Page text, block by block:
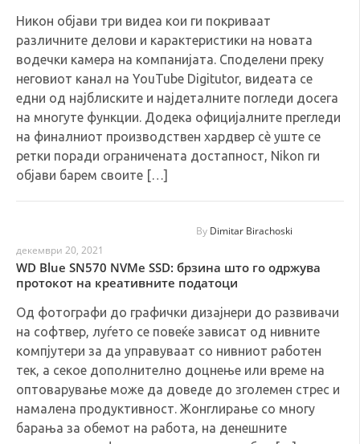
Никон објави три видеа кои ги покриваат
различните делови и карактеристики на новата
водечки камера на компанијата. Споделени преку
неговиот канал на YouTube Digitutor, видеата се
едни од најблиските и најдеталните погледи досега
на многуте функции. Додека официјалните прегледи
на финалниот производствен хардвер сè уште се
ретки поради ограничената достапност, Nikon ги
објави барем своите […]
By Dimitar Birachoski
декември 20, 2021
WD Blue SN570 NVMe SSD: брзина што го одржува
протокот на креативните податоци
Од фотографи до графички дизајнери до развивачи
на софтвер, луѓето се повеќе зависат од нивните
компјутери за да управуваат со нивниот работен
тек, а секое дополнително доцнење или време на
оптоварување може да доведе до зголемен стрес и
намалена продуктивност. Жонглирање со многу
барања за обемот на работа, на денешните